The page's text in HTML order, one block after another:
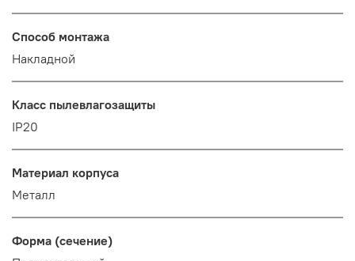
Способ монтажа
Накладной
Класс пылевлагозащиты
IP20
Материал корпуса
Металл
Форма (сечение)